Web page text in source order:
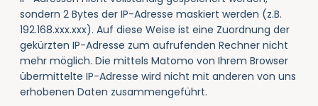
sondern 2 Bytes der IP-Adresse maskiert werden (z.B.
192.168.xxx.xxx). Auf diese Weise ist eine Zuordnung der
gekürzten IP-Adresse zum aufrufenden Rechner nicht
mehr möglich. Die mittels Matomo von Ihrem Browser
übermittelte IP-Adresse wird nicht mit anderen von uns
erhobenen Daten zusammengeführt.